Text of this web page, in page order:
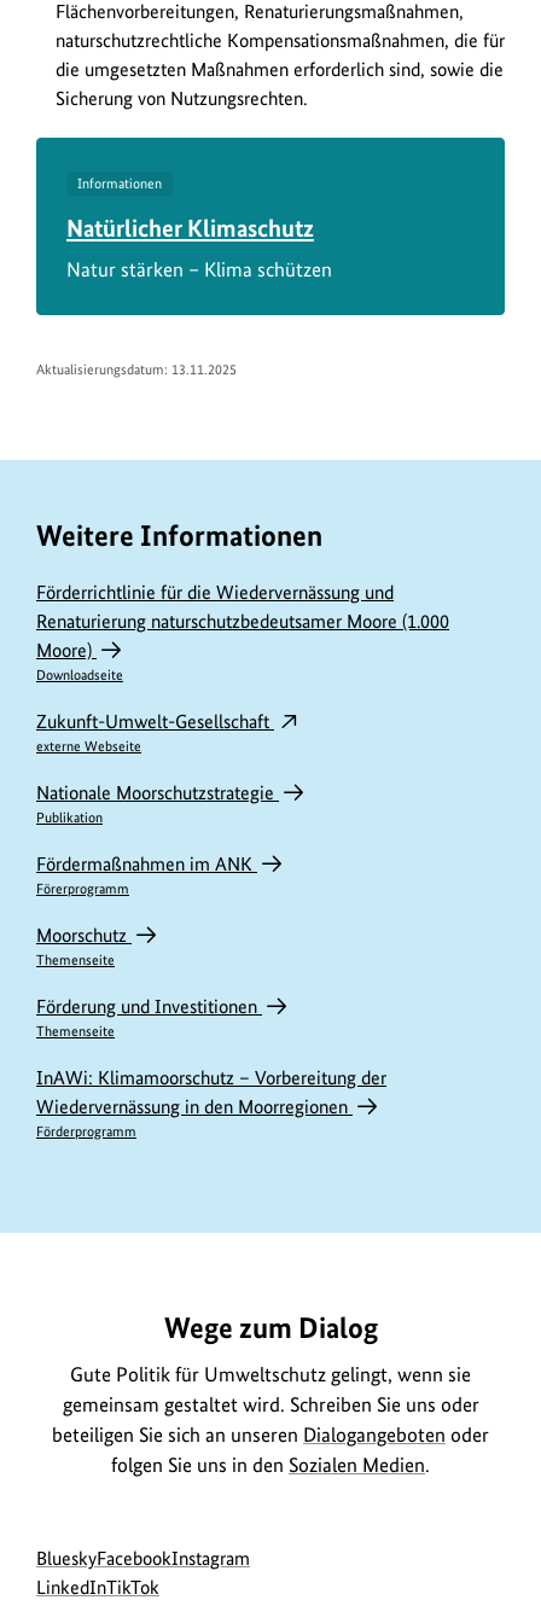
Flächenvorbereitungen, Renaturierungsmaßnahmen,
naturschutzrechtliche Kompensationsmaßnahmen, die für
die umgesetzten Maßnahmen erforderlich sind, sowie die
Sicherung von Nutzungsrechten.
Informationen
Natürlicher Klimaschutz
Natur stärken – Klima schützen
Aktualisierungsdatum: 13.11.2025
Weitere Informationen
Förderrichtlinie für die Wiedervernässung und
Renaturierung naturschutzbedeutsamer Moore (1.000
Moore)
Downloadseite
Zukunft-Umwelt-Gesellschaft
externe Webseite
Nationale Moorschutzstrategie
Publikation
Fördermaßnahmen im ANK
Förerprogramm
Moorschutz
Themenseite
Förderung und Investitionen
Themenseite
InAWi: Klimamoorschutz – Vorbereitung der
Wiedervernässung in den Moorregionen
Förderprogramm
Wege zum Dialog
Gute Politik für Umweltschutz gelingt, wenn sie
gemeinsam gestaltet wird. Schreiben Sie uns oder
beteiligen Sie sich an unseren Dialogangeboten oder
folgen Sie uns in den Sozialen Medien.
Social
Media
Blueskyzur
Bluesky-
Facebookzur
Instagram
LinkedInzur
zur
TikTok